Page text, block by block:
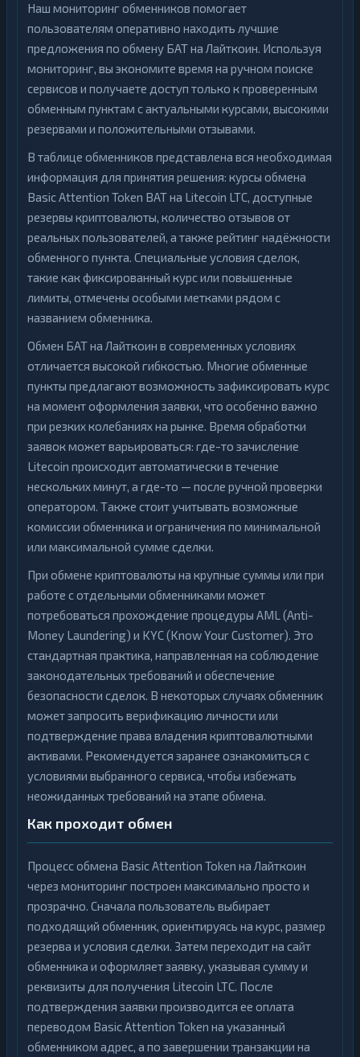
Наш мониторинг обменников помогает
пользователям оперативно находить лучшие
предложения по обмену БАТ на Лайткоин. Используя
мониторинг, вы экономите время на ручном поиске
сервисов и получаете доступ только к проверенным
обменным пунктам с актуальными курсами, высокими
резервами и положительными отзывами.
В таблице обменников представлена вся необходимая
информация для принятия решения: курсы обмена
Basic Attention Token BAT на Litecoin LTC, доступные
резервы криптовалюты, количество отзывов от
реальных пользователей, а также рейтинг надёжности
обменного пункта. Специальные условия сделок,
такие как фиксированный курс или повышенные
лимиты, отмечены особыми метками рядом с
названием обменника.
Обмен БАТ на Лайткоин в современных условиях
отличается высокой гибкостью. Многие обменные
пункты предлагают возможность зафиксировать курс
на момент оформления заявки, что особенно важно
при резких колебаниях на рынке. Время обработки
заявок может варьироваться: где-то зачисление
Litecoin происходит автоматически в течение
нескольких минут, а где-то — после ручной проверки
оператором. Также стоит учитывать возможные
комиссии обменника и ограничения по минимальной
или максимальной сумме сделки.
При обмене криптовалюты на крупные суммы или при
работе с отдельными обменниками может
потребоваться прохождение процедуры AML (Anti-
Money Laundering) и KYC (Know Your Customer). Это
стандартная практика, направленная на соблюдение
законодательных требований и обеспечение
безопасности сделок. В некоторых случаях обменник
может запросить верификацию личности или
подтверждение права владения криптовалютными
активами. Рекомендуется заранее ознакомиться с
условиями выбранного сервиса, чтобы избежать
неожиданных требований на этапе обмена.
Как проходит обмен
Процесс обмена Basic Attention Token на Лайткоин
через мониторинг построен максимально просто и
прозрачно. Сначала пользователь выбирает
подходящий обменник, ориентируясь на курс, размер
резерва и условия сделки. Затем переходит на сайт
обменника и оформляет заявку, указывая сумму и
реквизиты для получения Litecoin LTC. После
подтверждения заявки производится ее оплата
переводом Basic Attention Token на указанный
обменником адрес, а по завершении транзакции на